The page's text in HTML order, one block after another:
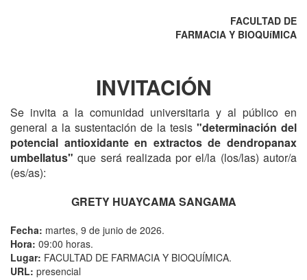
FACULTAD DE
FARMACIA Y BIOQUíMICA
INVITACIÓN
Se invita a la comunidad universitaria y al público en
general a la sustentación de la tesis "determinación del
potencial antioxidante en extractos de dendropanax
umbellatus" que será realizada por el/la (los/las) autor/a
(es/as):
GRETY HUAYCAMA SANGAMA
Fecha: martes, 9 de junio de 2026.
Hora: 09:00 horas.
Lugar: FACULTAD DE FARMACIA Y BIOQUÍMICA.
URL: presencial